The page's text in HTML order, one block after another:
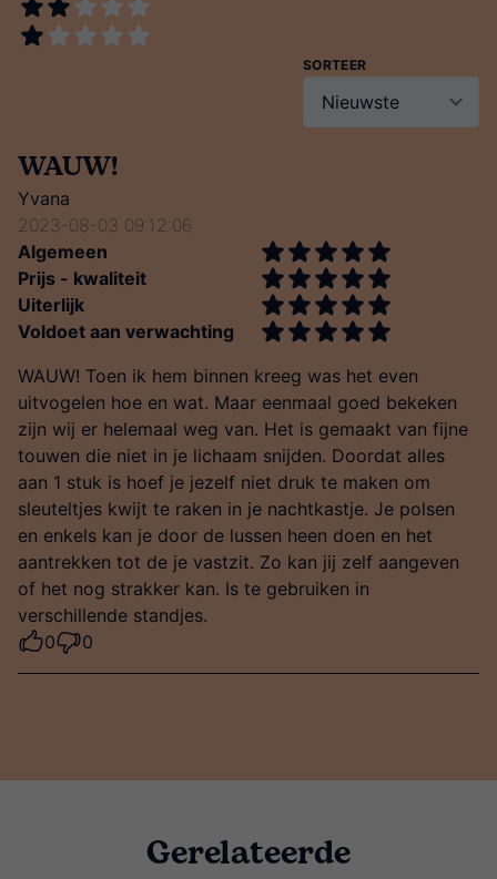
SORTEER
WAUW!
Yvana
2023-08-03 09:12:06
Algemeen
Prijs - kwaliteit
Uiterlijk
Voldoet aan verwachting
WAUW! Toen ik hem binnen kreeg was het even
uitvogelen hoe en wat. Maar eenmaal goed bekeken
zijn wij er helemaal weg van. Het is gemaakt van fijne
touwen die niet in je lichaam snijden. Doordat alles
aan 1 stuk is hoef je jezelf niet druk te maken om
sleuteltjes kwijt te raken in je nachtkastje. Je polsen
en enkels kan je door de lussen heen doen en het
aantrekken tot de je vastzit. Zo kan jij zelf aangeven
of het nog strakker kan. Is te gebruiken in
verschillende standjes.
0
0
Gerelateerde